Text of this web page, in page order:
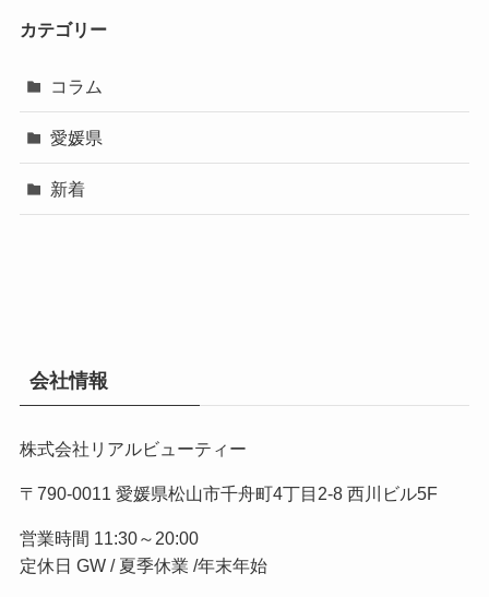
カテゴリー
コラム
愛媛県
新着
会社情報
株式会社リアルビューティー
〒790-0011 愛媛県松山市千舟町4丁目2-8 西川ビル5F
営業時間 11:30～20:00
定休日 GW / 夏季休業 /年末年始